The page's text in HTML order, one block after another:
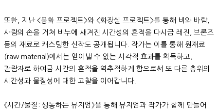
또한, 지난 <풍화 프로젝트>와 <화장실 프로젝트>를 통해 비와 바람,
사람의 손을 거쳐 비누에 새겨진 시간성의 흔적을 다시금 레진, 브론즈
등의 재료로 캐스팅한 신작도 공개됩니다. 작가는 이를 통해 원재료
(raw material)에서는 얻어낼 수 없는 시각적 효과를 획득하고,
관람자로 하여금 시간의 흔적을 역추적하게 함으로써 또 다른 층위의
시간성과 물질성에 대한 고찰을 이어갑니다.
《시간/물질: 생동하는 뮤지엄》을 통해 뮤지엄과 작가가 함께 만들어